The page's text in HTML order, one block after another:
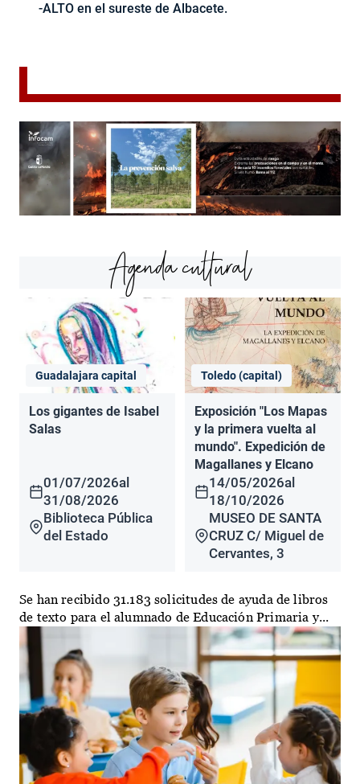
-ALTO en el sureste de Albacete.
Agenda cultural
Guadalajara capital
Los gigantes de Isabel
Salas
01/07/2026al
31/08/2026
Biblioteca Pública
del Estado
Toledo (capital)
Exposición "Los Mapas
y la primera vuelta al
mundo". Expedición de
Magallanes y Elcano
14/05/2026al
18/10/2026
MUSEO DE SANTA
CRUZ C/ Miguel de
Cervantes, 3
Se han recibido 31.183 solicitudes de ayuda de libros
de texto para el alumnado de Educación Primaria y...